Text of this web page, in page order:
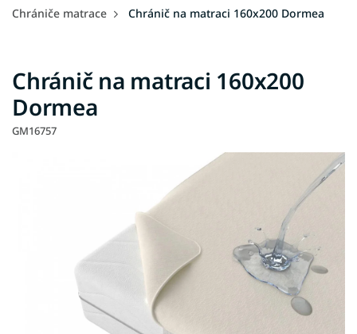
Chrániče matrace
Chránič na matraci 160x200 Dormea
Chránič na matraci 160x200
Dormea
GM16757